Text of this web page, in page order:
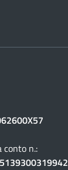
conto n.: